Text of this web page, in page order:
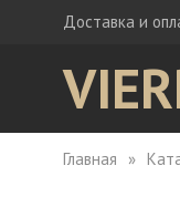
Доставка и
Главная